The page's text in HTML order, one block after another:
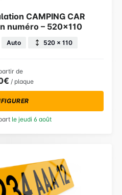
CAMPING CAR
numéro – 520×110
Auto 520 × 110
de
/ plaque
le jeudi 6 août